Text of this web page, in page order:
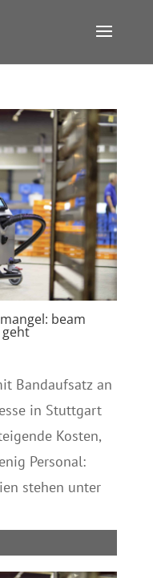
beam
geht
Bandaufsatz an
in Stuttgart
Kosten,
Personal:
stehen unter